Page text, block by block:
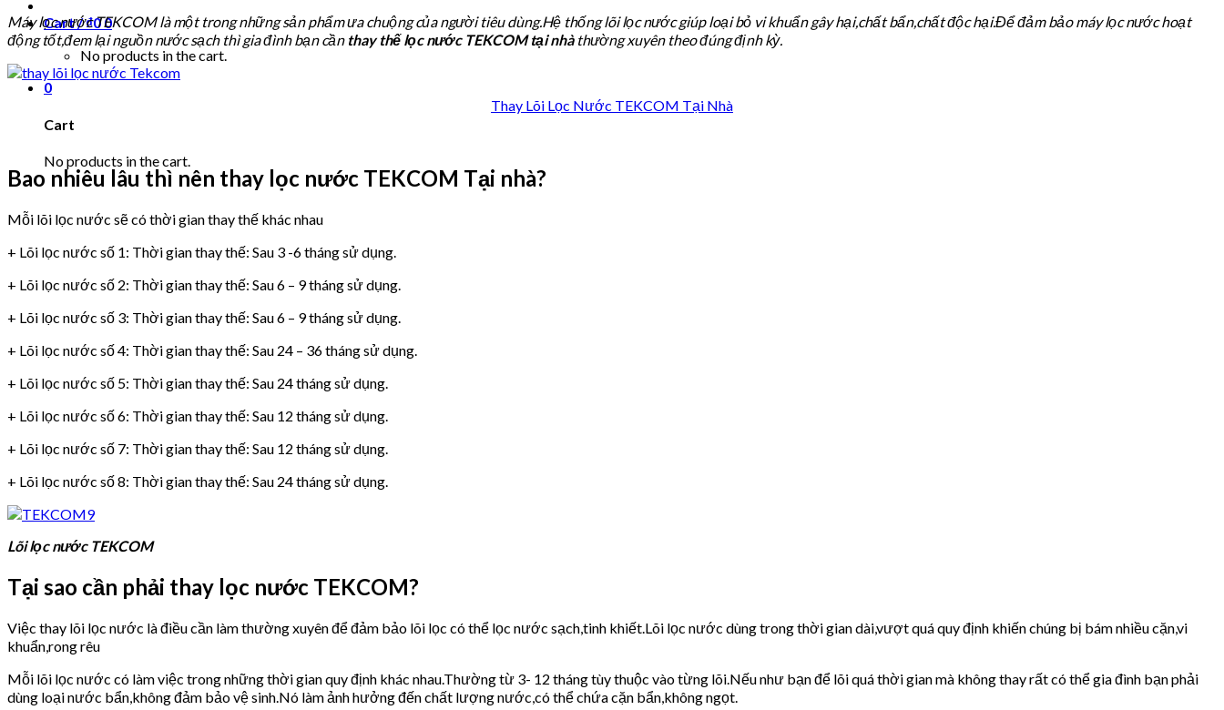
Cart /₫00
No products in the cart.
0
Cart
No products in the cart.
Máy lọc nước TEKCOM là một trong những sản phẩm ưa chuộng của người tiêu dùng.Hệ thống lõi lọc nước giúp loại bỏ vi khuẩn gây hại,chất bẩn,chất độc hại.Để đảm bảo máy lọc nước hoạt
động tốt,đem lại nguồn nước sạch thì gia đình bạn cần thay thế lọc nước TEKCOM tại nhàthường xuyên theo đúng định kỳ.
Thay Lõi Lọc Nước TEKCOM Tại Nhà
Bao nhiêu lâu thì nên thay lọc nước TEKCOM Tại nhà?
Mỗi lõi lọc nước sẽ có thời gian thay thế khác nhau
+ Lõi lọc nước số 1: Thời gian thay thế: Sau 3 -6 tháng sử dụng.
+ Lõi lọc nước số 2: Thời gian thay thế: Sau 6 – 9 tháng sử dụng.
+ Lõi lọc nước số 3: Thời gian thay thế: Sau 6 – 9 tháng sử dụng.
+ Lõi lọc nước số 4: Thời gian thay thế: Sau 24 – 36 tháng sử dụng.
+ Lõi lọc nước số 5: Thời gian thay thế: Sau 24 tháng sử dụng.
+ Lõi lọc nước số 6: Thời gian thay thế: Sau 12 tháng sử dụng.
+ Lõi lọc nước số 7: Thời gian thay thế: Sau 12 tháng sử dụng.
+ Lõi lọc nước số 8: Thời gian thay thế: Sau 24 tháng sử dụng.
Lõi lọc nước TEKCOM
Tại sao cần phải thay lọc nước TEKCOM?
Việc thay lõi lọc nước là điều cần làm thường xuyên để đảm bảo lõi lọc có thể lọc nước sạch,tinh khiết.Lõi lọc nước dùng trong thời gian dài,vượt quá quy định khiến chúng bị bám nhiều cặn,vi
khuẩn,rong rêu
Mỗi lõi lọc nước có làm việc trong những thời gian quy định khác nhau.Thường từ 3- 12 tháng tùy thuộc vào từng lõi.Nếu như bạn để lõi quá thời gian mà không thay rất có thể gia đình bạn phải
dùng loại nước bẩn,không đảm bảo vệ sinh.Nó làm ảnh hưởng đến chất lượng nước,có thể chứa cặn bẩn,không ngọt.